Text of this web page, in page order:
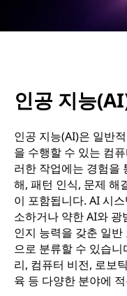
엇
가
요
인공 지능
인공 지능(AI)은 일반
을 수행할 수 있는 컴
러한 작업에는 경험을
해, 패턴 인식, 문제 해
이 포함됩니다. AI 시
소하거나 약한 AI와
인지 능력을 갖춘 일
으로 분류할 수 있습
리, 컴퓨터 비전, 로보
육 등 다양한 분야에